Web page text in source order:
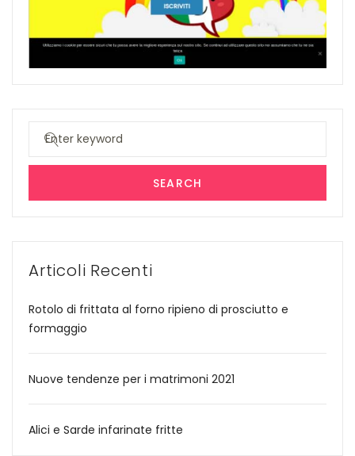
Search
SEARCH
Articoli Recenti
Rotolo di frittata al forno ripieno di prosciutto e
formaggio
Nuove tendenze per i matrimoni 2021
Alici e Sarde infarinate fritte